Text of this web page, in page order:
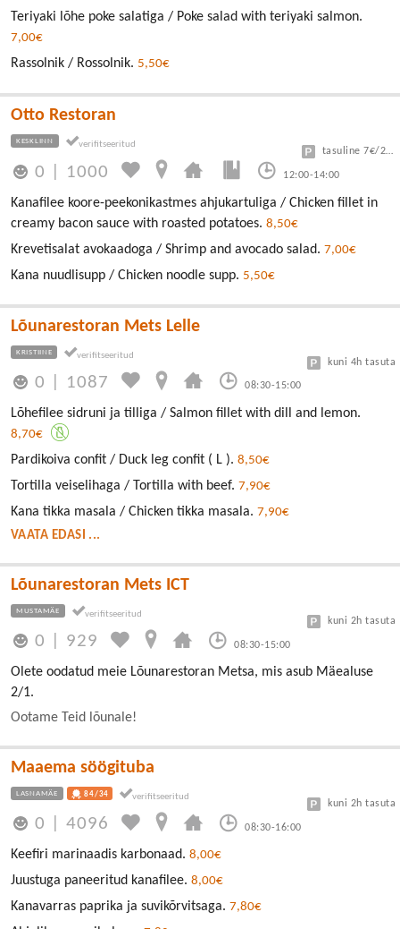
Teriyaki lõhe poke salatiga / Poke salad with teriyaki salmon.
7,00€
Rassolnik / Rossolnik. 5,50€
Otto Restoran
KESKLINN
0 1000 12:00-14:00
tasuline 7€/24h
Kanafilee koore-peekonikastmes ahjukartuliga / Chicken fillet in
creamy bacon sauce with roasted potatoes. 8,50€
Krevetisalat avokaadoga / Shrimp and avocado salad. 7,00€
Kana nuudlisupp / Chicken noodle supp. 5,50€
Lõunarestoran Mets Lelle
KRISTIINE
0 1087 08:30-15:00
kuni 4h tasuta
Lõhefilee sidruni ja tilliga / Salmon fillet with dill and lemon.
8,70€
Pardikoiva confit / Duck leg confit ( L ). 8,50€
Tortilla veiselihaga / Tortilla with beef. 7,90€
Kana tikka masala / Chicken tikka masala. 7,90€
VAATA EDASI ...
Lõunarestoran Mets ICT
MUSTAMÄE
0 929 08:30-15:00
kuni 2h tasuta
Olete oodatud meie Lõunarestoran Metsa, mis asub Mäealuse
2/1.
Ootame Teid lõunale!
Maaema söögituba
LASNAMÄE 84/34
0 |4096 08:30-16:00
kuni 2h tasuta
Keefiri marinaadis karbonaad. 8,00€
Juustuga paneeritud kanafilee. 8,00€
Kanavarras paprika ja suvikõrvitsaga. 7,80€